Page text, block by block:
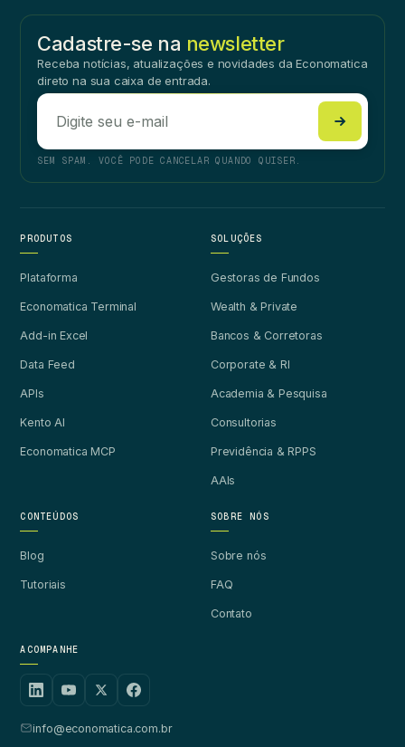
Cadastre-se na newsletter
Receba notícias, atualizações e novidades da Economatica
direto na sua caixa de entrada.
SEM SPAM. VOCÊ PODE CANCELAR QUANDO QUISER.
PRODUTOS
Plataforma
Economatica Terminal
Add-in Excel
Data Feed
APIs
Kento AI
Economatica MCP
SOLUÇÕES
Gestoras de Fundos
Wealth & Private
Bancos & Corretoras
Corporate & RI
Academia & Pesquisa
Consultorias
Previdência & RPPS
AAIs
CONTEÚDOS
Blog
Tutoriais
SOBRE NÓS
Sobre nós
FAQ
Contato
ACOMPANHE
info@economatica.com.br